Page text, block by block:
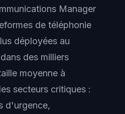
Manager
de téléphonie
déployées au
des milliers
moyenne à
secteurs critiques :
d'urgence,